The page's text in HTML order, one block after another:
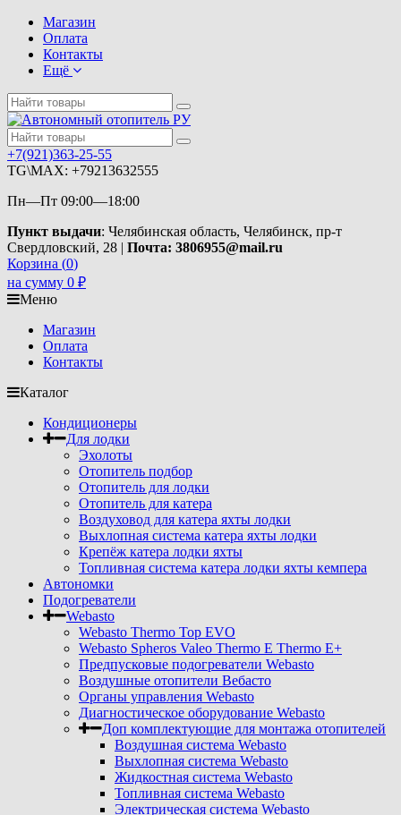
Магазин
Оплата
Контакты
Ещё
+7(921)363-25-55
TG\MAX: +79213632555
Пн—Пт 09:00—18:00
Пункт выдачи: Челябинская область, Челябинск, пр-т
Свердловский, 28 | Почта: 3806955@mail.ru
Корзина (0)
на сумму 0 ₽
Меню
Магазин
Оплата
Контакты
Каталог
Кондиционеры
Для лодки
Эхолоты
Отопитель подбор
Отопитель для лодки
Отопитель для катера
Воздуховод для катера яхты лодки
Выхлопная система катера яхты лодки
Крепёж катера лодки яхты
Топливная система катера лодки яхты кемпера
Автономки
Подогреватели
Webasto
Webasto Thermo Top EVO
Webasto Spheros Valeo Thermo E Thermo E+
Предпусковые подогреватели Webasto
Воздушные отопители Вебасто
Органы управления Webasto
Диагностическое оборудование Webasto
Доп комплектующие для монтажа отопителей
Воздушная система Webasto
Выхлопная система Webasto
Жидкостная система Webasto
Топливная система Webasto
Электрическая система Webasto